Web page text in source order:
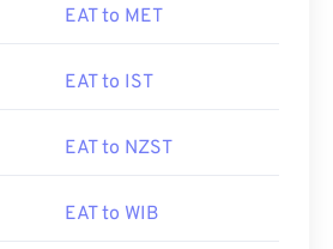
EAT to MET
EAT to IST
EAT to NZST
EAT to WIB